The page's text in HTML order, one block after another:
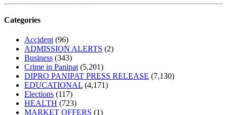
Categories
Accident (96)
ADMISSION ALERTS (2)
Business (343)
Crime in Panipat (5,201)
DIPRO PANIPAT PRESS RELEASE (7,130)
EDUCATIONAL (4,171)
Elections (117)
HEALTH (723)
MARKET OFFERS (1)